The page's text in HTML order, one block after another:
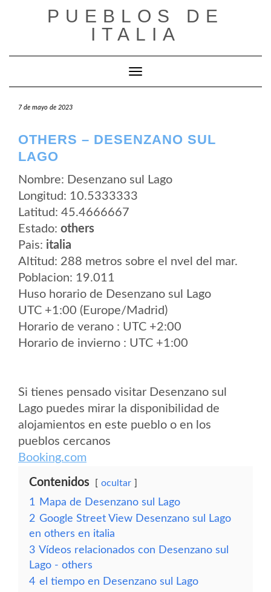
PUEBLOS DE
ITALIA
Cambiar modo de navegación
7 de mayo de 2023
OTHERS – DESENZANO SUL
LAGO
Nombre: Desenzano sul Lago
Longitud: 10.5333333
Latitud: 45.4666667
Estado: others
Pais: italia
Altitud: 288 metros sobre el nvel del mar.
Poblacion: 19.011
Huso horario de Desenzano sul Lago
UTC +1:00 (Europe/Madrid)
Horario de verano : UTC +2:00
Horario de invierno : UTC +1:00
Si tienes pensado visitar Desenzano sul
Lago puedes mirar la disponibilidad de
alojamientos en este pueblo o en los
pueblos cercanos
Booking.com
Contenidos ocultar
1
Mapa de Desenzano sul Lago
2 Google Street View Desenzano sul Lago
en others en italia
3 Vídeos relacionados con Desenzano sul
Lago - others
4 el tiempo en Desenzano sul Lago